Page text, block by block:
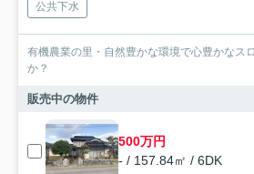
公共下水
有機農業の里・自然豊かな環境で心豊かなス
か？
販売中の物件
500万円
- / 157.84㎡ / 6DK